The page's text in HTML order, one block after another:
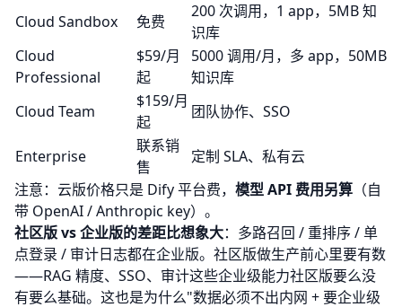
Cloud Sandbox
免费
200 次调用，1 app，5MB 知
识库
Cloud
Professional
$59/月
起
5000 调用/月，多 app，50MB
知识库
Cloud Team
$159/月
起
团队协作、SSO
Enterprise
联系销
售
定制 SLA、私有云
注意：云版价格只是 Dify 平台费， 模型 API 费用另算 （自
带 OpenAI / Anthropic key）。
社区版 vs 企业版的差距比想象大：多路召回 / 重排序 / 单
点登录 / 审计日志都在企业版。社区版做生产前心里要有数
——RAG 精度、SSO、审计这些企业级能力社区版要么没
有要么基础。这也是为什么"数据必须不出内网 + 要企业级